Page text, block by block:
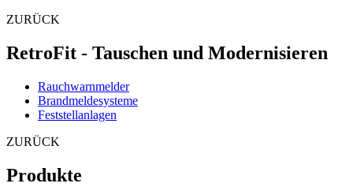
ZURÜCK
RetroFit - Tauschen und Modernisieren
Rauchwarnmelder
Brandmeldesysteme
Feststellanlagen
ZURÜCK
Produkte